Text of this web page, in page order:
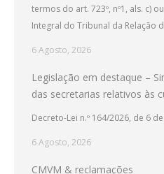
termos do art. 723º, nº1, als. c)
Integral do Tribunal da Relação
6 Agosto, 2026
Legislação em destaque –
das secretarias relativos às
Decreto-Lei n.º 164/2026, de 6
6 Agosto, 2026
CMVM & reclamações